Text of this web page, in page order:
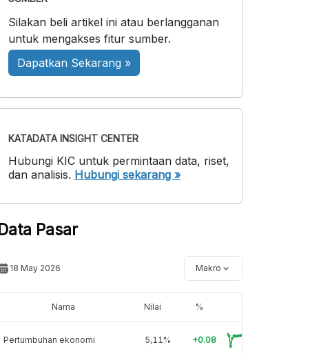
Silakan beli artikel ini atau berlangganan
untuk mengakses fitur sumber.
Dapatkan Sekarang »
KATADATA INSIGHT CENTER
Hubungi KIC untuk permintaan data, riset,
dan analisis. Hubungi sekarang »
Data Pasar
18 May 2026 Makro
Nama Nilai %
Pertumbuhan ekonomi 5,11% +0.08